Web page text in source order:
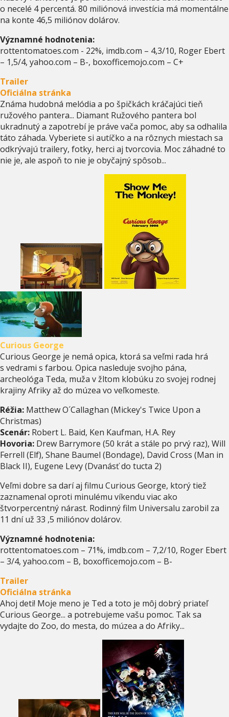
o necelé 4 percentá. 80 miliónová investícia má momentálne
na konte 46,5 miliónov dolárov.
Významné hodnotenia:
rottentomatoes.com - 22%, imdb.com – 4,3/10, Roger Ebert
– 1,5/4, yahoo.com – B-, boxofficemojo.com – C+
Trailer
Oficiálna stránka
Známa hudobná melódia a po špičkách kráčajúci tieň
ružového pantera... Diamant Ružového pantera bol
ukradnutý a zapotrebí je práve vača pomoc, aby sa odhalila
táto záhada. Vyberiete si autíčko a na rôznych miestach sa
odkrývajú trailery, fotky, herci aj tvorcovia. Moc záhadné to
nie je, ale aspoň to nie je obyčajný spôsob...
Curious George
Curious George je nemá opica, ktorá sa veľmi rada hrá
s vedrami s farbou. Opica nasleduje svojho pána,
archeológa Teda, muža v žltom klobúku zo svojej rodnej
krajiny Afriky až do múzea vo veľkomeste.
Réžia: Matthew O´Callaghan (Mickey's Twice Upon a
Christmas)
Scenár: Robert L. Baid, Ken Kaufman, H.A. Rey
Hovoria: Drew Barrymore (50 krát a stále po prvý raz), Will
Ferrell (Elf), Shane Baumel (Bondage), David Cross (Man in
Black II), Eugene Levy (Dvanásť do tucta 2)
Veľmi dobre sa darí aj filmu Curious George, ktorý tiež
zaznamenal oproti minulému víkendu viac ako
štvorpercentný nárast. Rodinný film Universalu zarobil za
11 dní už 33 ,5 miliónov dolárov.
Významné hodnotenia:
rottentomatoes.com – 71%, imdb.com – 7,2/10, Roger Ebert
– 3/4, yahoo.com – B, boxofficemojo.com – B-
Trailer
Oficiálna stránka
Ahoj deti! Moje meno je Ted a toto je môj dobrý priateľ
Curious George... a potrebujeme vašu pomoc. Tak sa
vydajte do Zoo, do mesta, do múzea a do Afriky...